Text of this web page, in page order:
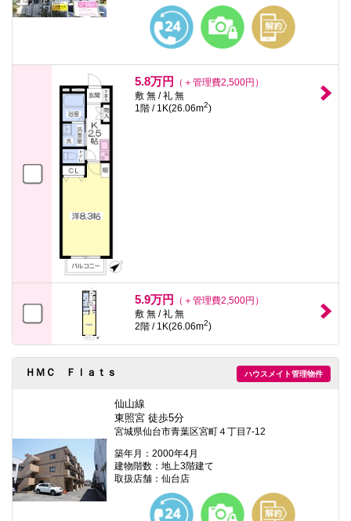
5.8万円
（＋管理費2,500円）
敷 無 / 礼 無
1階 / 1K(26.06m2)
5.9万円
（＋管理費2,500円）
敷 無 / 礼 無
2階 / 1K(26.06m2)
ハウスメイト管理物件
ＨＭＣ Ｆｌａｔｓ
仙山線
東照宮 徒歩5分
宮城県仙台市青葉区宮町４丁目7-12
築年月：2000年4月
建物階数：地上3階建て
取扱店舗：仙台店